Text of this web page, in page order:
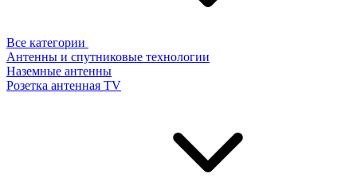
Все категории
Антенны и спутниковые технологии
Наземные антенны
Розетка антенная TV